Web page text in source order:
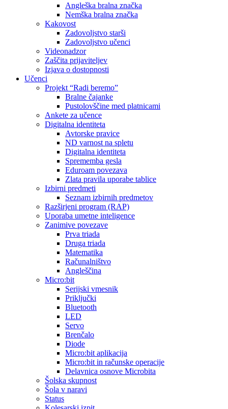
Angleška bralna značka
Nemška bralna značka
Kakovost
Zadovoljstvo starši
Zadovoljstvo učenci
Videonadzor
Zaščita prijaviteljev
Izjava o dostopnosti
Učenci
Projekt “Radi beremo”
Bralne čajanke
Pustolovščine med platnicami
Ankete za učence
Digitalna identiteta
Avtorske pravice
ND varnost na spletu
Digitalna identiteta
Sprememba gesla
Eduroam povezava
Zlata pravila uporabe tablice
Izbirni predmeti
Seznam izbirnih predmetov
Razširjeni program (RAP)
Uporaba umetne inteligence
Zanimive povezave
Prva triada
Druga triada
Matematika
Računalništvo
Angleščina
Micro:bit
Serijski vmesnik
Priključki
Bluetooth
LED
Servo
Brenčalo
Diode
Micro:bit aplikacija
Micro:bit in računske operacije
Delavnica osnove Microbita
Šolska skupnost
Šola v naravi
Status